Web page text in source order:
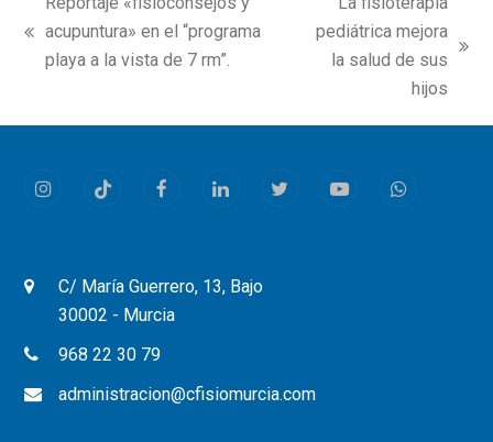
previous
post:
acupuntura» en el “programa
playa a la vista de 7 rm”.
pediátrica mejora
la salud de sus
hijos
InstagramTiktok FacebookLinkedInTwitterYoutubeWhatsapp
C/ María Guerrero, 13, Bajo
30002 - Murcia
968 22 30 79
administracion@cfisiomurcia.com